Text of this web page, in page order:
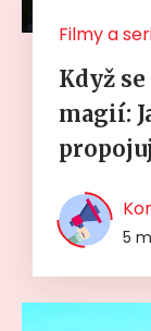
Filmy a
Když
magií:
5